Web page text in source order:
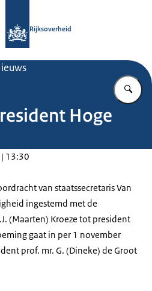
Rijksoverheid
Hoge
13:30
van staatssecretaris Van
ingestemd met de
(Maarten) Kroeze tot president
gaat in per 1 november
prof. mr. G. (Dineke) de Groot